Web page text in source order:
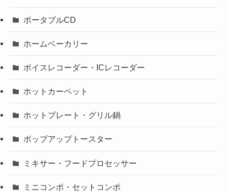
ポータブルCD
ホームベーカリー
ボイスレコーダー・ICレコーダー
ホットカーペット
ホットプレート・グリル鍋
ポップアップトースター
ミキサー・フードプロセッサー
ミニコンポ・セットコンポ